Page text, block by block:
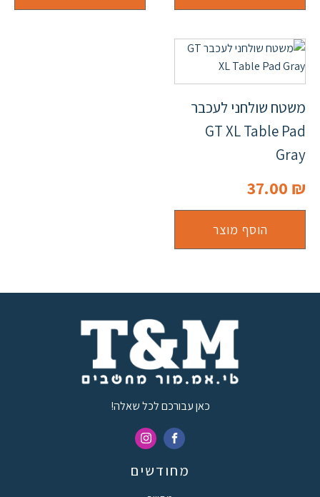
משטח שולחני לעכבר
GT XL Table Pad
Gray
37.00 ₪
הוסף מוצר
כאן עבורכם לכל שאלה!
מחודשים